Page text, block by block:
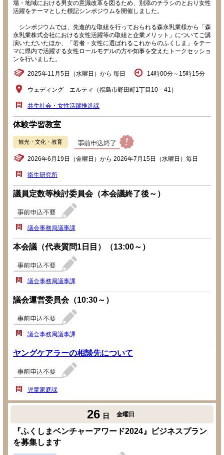
場・地域における男女の意識改革を図るため、別添のチラシのとおり女性
活躍をテーマとした標記シンポジウムを開催しました。
シンポジウムでは、先進的な取組を行っておられる森永乳業様から「森
永乳業株式会社における女性活躍等の取組と企業メリット」についてご講
演いただいたほか、「若者・女性に選ばれるこれからのふくしま」をテー
マに県内で活躍する女性ロールモデルの方や知事を交えたトークセッショ
ンを行いました。
2025年11月5日（水曜日）から 毎日 14時00分～15時15分
ウェディング エルティ（福島市野田町1丁目10－41）
共生社会・女性活躍推進課
体験学習教室
観光・文化・教育
2026年6月19日（金曜日）から 2026年7月15日（水曜日）毎日
衛生研究所
議員定数等検討委員会（本会議終了後～）
議会事務局議事課
本会議（代表質問1日目）（13:00～）
議会事務局議事課
議会運営委員会（10:30～）
議会事務局議事課
ヤングケアラーの相談先について
児童家庭課
26 日 金曜日
『ふくしまベンチャーアワード2024』ビジネスプラン
を募集します